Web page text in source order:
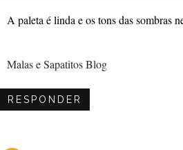
A paleta é linda e os tons das sombras
Malas e Sapatitos Blog
RESPONDER